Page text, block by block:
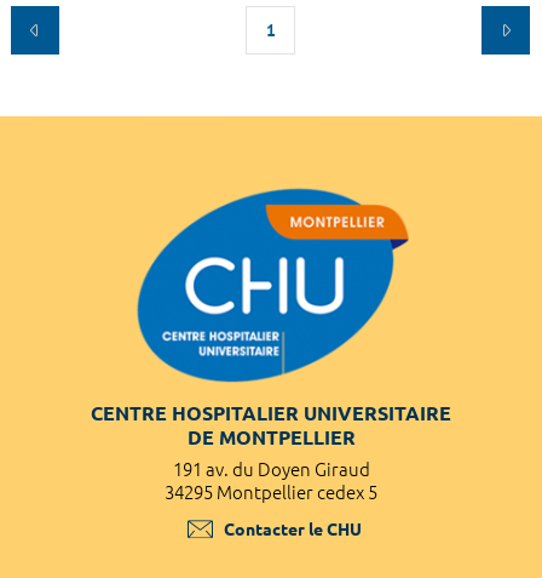
1
CENTRE HOSPITALIER UNIVERSITAIRE
DE MONTPELLIER
191 av. du Doyen Giraud
34295 Montpellier cedex 5
Contacter le CHU